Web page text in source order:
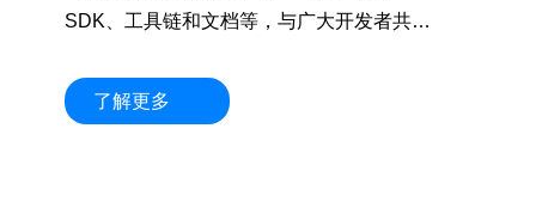
SDK、工具链和文档等，与广大开发者共建
了解更多